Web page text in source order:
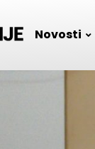
Novosti